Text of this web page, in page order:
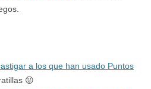
a los que han usado Puntos
😛